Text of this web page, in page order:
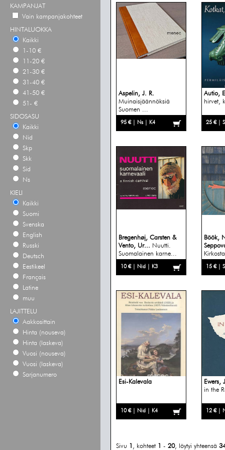
KAMPANJAT
Vain kampanjakohteet
HINTALUOKKA
Kaikki
1-10 €
11-20 €
21-30 €
31-40 €
41-50 €
51- €
SIDOSASU
Kaikki
Nid
Skp
Skk
Sid
Ns
KIELI
Kaikki
Suomi
Svenska
English
Russki
Deutsch
Eestikeel
Français
Latine
muu
LAJITTELU
Aakkosittain
Hinta (nouseva)
Hinta (laskeva)
Vuosi (nouseva)
Vuosi (laskeva)
Sarjanumero
Aspelin, J. R.
Muinaisjäännöksiä
Suomen ...
95 € | Ns | K4
Autio,
hirvet,
25 € |
Bregenhøj, Carsten &
Vento, Ur... Nuutti.
Suomalainen karne...
10 € | Nid | K3
Böök,
15 € |
Esi-Kalevala
10 € | Nid | K4
Ewers,
in the
12 € |
Sivu 1 , kohteet 1 - 20, löytyi yhteensä